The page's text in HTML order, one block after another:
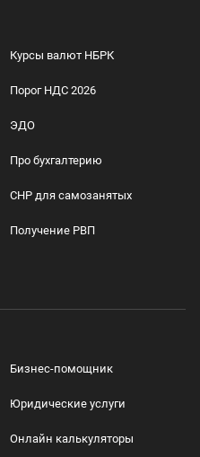
Курсы валют НБРК
Порог НДС 2026
ЭДО
Про бухгалтерию
СНР для самозанятых
Получение РВП
Бизнес-помощник
Юридические услуги
Онлайн калькуляторы